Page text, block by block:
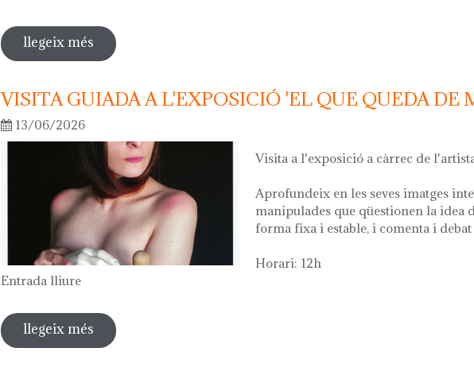
llegeix més sobre visita guiada a l'exposició 'anar a la font'
VISITA GUIADA A L'EXPOSICIÓ 'EL QUE QUEDA DE
13/06/2026
Visita a l'exposició a càrrec de
Aprofundeix en les seves imatges
manipulades que qüestionen la idea
forma fixa i estable, i comenta i debat
Horari: 12h
Entrada lliure
llegeix més sobre visita guiada a l'exposició 'el que queda de mi'